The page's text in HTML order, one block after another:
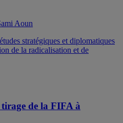
Aoun
de la FIFA à